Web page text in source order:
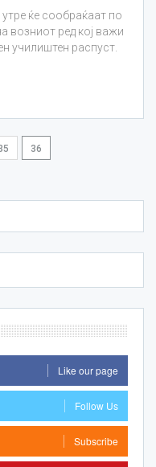
ќе сообраќаат по
возниот ред кој важи
училиштен распуст.
36
Like our page
Follow Us
Subscribe